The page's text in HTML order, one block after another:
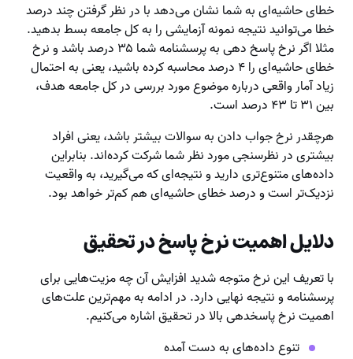
خطای حاشیه‌ای به شما نشان می‌دهد با در نظر گرفتن چند درصد
خطا می‌توانید نتیجه نمونه آزمایشی را به کل جامعه بسط بدهید.
مثلا اگر نرخ پاسخ دهی به پرسشنامه شما ۳۵ درصد باشد و نرخ
خطای حاشیه‌ای را ۴ درصد محاسبه کرده باشید، یعنی به احتمال
زیاد آمار واقعی درباره موضوع مورد بررسی در کل جامعه هدف،
بین ۳۱ تا ۴۳ درصد است.
هرچقدر نرخ جواب دادن به سوالات بیشتر باشد، یعنی افراد
بیشتری در نظرسنجی مورد نظر شما شرکت کرده‌اند. بنابراین
داده‌های متنوع‌تری دارید و نتیجه‌ای که می‌گیرید، به واقعیت
نزدیک‌تر است و درصد خطای حاشیه‌ای هم کم‌تر خواهد بود.
دلایل اهمیت نرخ پاسخ در تحقیق
با تعریف این نرخ متوجه شدید افزایش آن چه مزیت‌هایی برای
پرسشنامه و نتیجه نهایی دارد. در ادامه به مهم‌ترین علت‌های
اهمیت نرخ پاسخدهی بالا در تحقیق اشاره می‌کنیم.
تنوع داده‌های به دست آمده